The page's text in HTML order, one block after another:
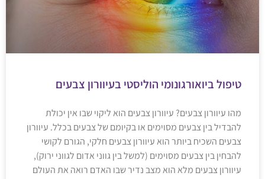
טיפול ביואורגונומי הוליסטי בעיוורון צבעים
מהו עיוורון צבעים? עיוורון צבעים הוא ליקוי שבו אין יכולת
להבדיל בין צבעים מסוימים או בקיומם של צבעים בכלל. עיוורון
צבעים השכיח ביותר הוא עיוורון צבעים חלקי, הגורם לקושי
להבחין בין צבעים מסוימים (למשל בין גווני אדום לגווני ירוק),
עיוורון צבעים מלא הוא מצב נדיר שבו האדם רואה את העולם